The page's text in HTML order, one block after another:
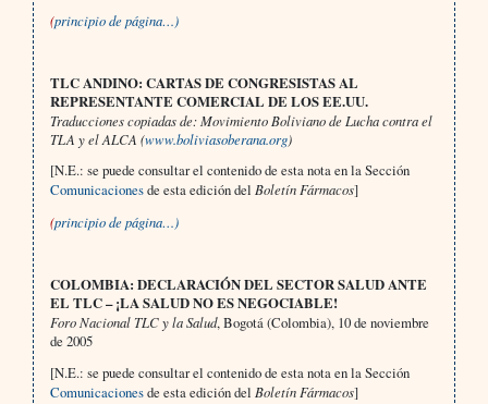
(principio de página…)
TLC ANDINO: CARTAS DE CONGRESISTAS AL
REPRESENTANTE COMERCIAL DE LOS EE.UU.
Traducciones copiadas de: Movimiento Boliviano de Lucha contra el
TLA y el ALCA (www.boliviasoberana.org)
[N.E.: se puede consultar el contenido de esta nota en la Sección
Comunicacionesde esta edición del Boletín Fármacos]
(principio de página…)
COLOMBIA: DECLARACIÓN DEL SECTOR SALUD ANTE
EL TLC – ¡LA SALUD NO ES NEGOCIABLE!
Foro Nacional TLC y la Salud, Bogotá (Colombia), 10 de noviembre
de 2005
[N.E.: se puede consultar el contenido de esta nota en la Sección
Comunicacionesde esta edición del Boletín Fármacos]